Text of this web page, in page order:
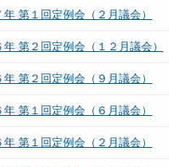
年 第１回定例会（２月議会）
年 第２回定例会（１２月議会）
年 第２回定例会（９月議会）
年 第１回定例会（６月議会）
年 第１回定例会（２月議会）